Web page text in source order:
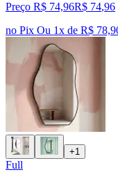
Preço R$ 74,96R$ 74,96
no Pix Ou 1x de R$
+1
Full